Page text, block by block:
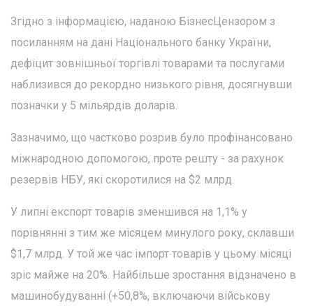
Згідно з інформацією, наданою БізнесЦензором з
посиланням на дані Національного банку України,
дефіцит зовнішньої торгівлі товарами та послугами
наблизився до рекордно низького рівня, досягнувши
позначки у 5 мільярдів доларів.
Зазначимо, що частково розрив було профінансовано
міжнародною допомогою, проте решту - за рахунок
резервів НБУ, які скоротилися на $2 млрд.
У липні експорт товарів зменшився на 1,1% у
порівнянні з тим же місяцем минулого року, склавши
$1,7 млрд. У той же час імпорт товарів у цьому місяці
зріс майже на 20%. Найбільше зростання відзначено в
машинобудуванні (+50,8%, включаючи військову